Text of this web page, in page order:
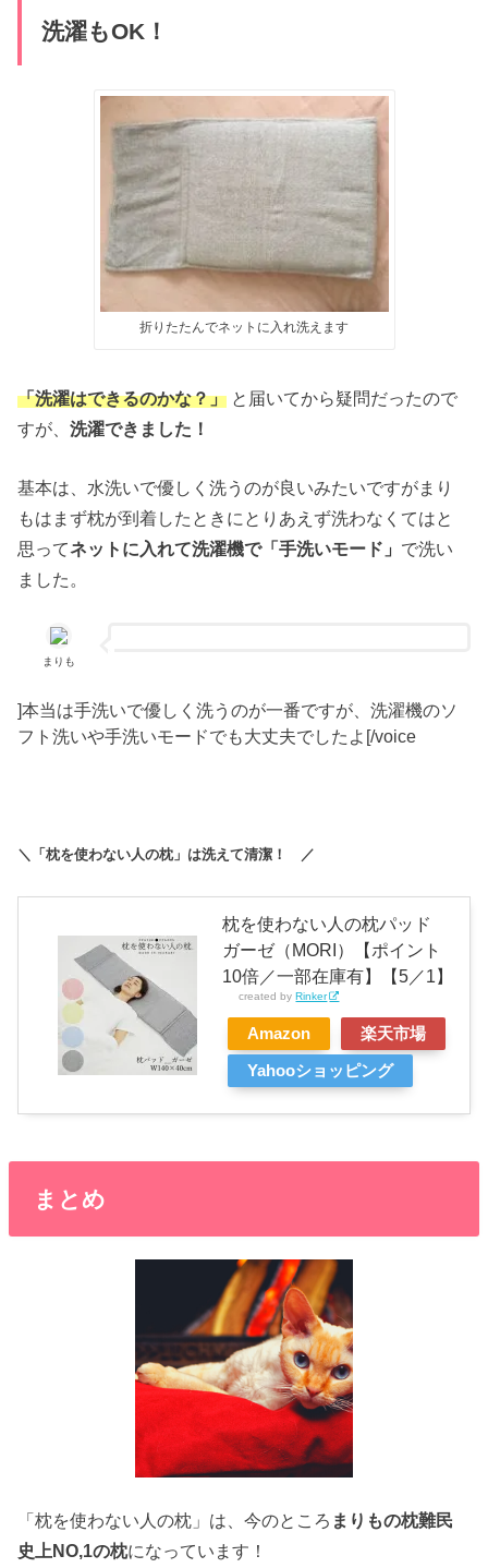
洗濯もOK！
折りたたんでネットに入れ洗えます
「洗濯はできるのかな？」 と届いてから疑問だったので
すが、洗濯できました！
基本は、水洗いで優しく洗うのが良いみたいですがまり
もはまず枕が到着したときにとりあえず洗わなくてはと
思ってネットに入れて洗濯機で「手洗いモード」 で洗い
ました。
まりも
]本当は手洗いで優しく洗うのが一番ですが、洗濯機のソ
フト洗いや手洗いモードでも大丈夫でしたよ[/voice
＼「枕を使わない人の枕」は洗えて清潔！ ／
枕を使わない人の枕パッド
ガーゼ（MORI）【ポイント
10倍／一部在庫有】【5／1】
created byRinker
Amazon 楽天市場
Yahooショッピング
まとめ
「枕を使わない人の枕」は、今のところ まりもの枕難民
史上NO,1の枕になっています！